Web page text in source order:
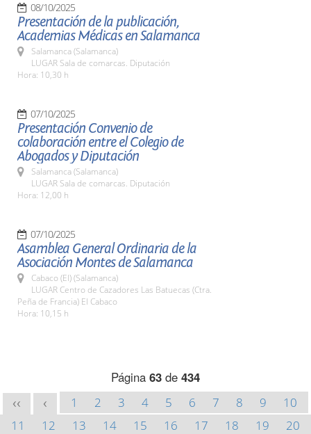
08/10/2025
Presentación de la publicación,
Academias Médicas en Salamanca
Salamanca (Salamanca)
LUGAR Sala de comarcas. Diputación
Hora: 10,30 h
07/10/2025
Presentación Convenio de
colaboración entre el Colegio de
Abogados y Diputación
Salamanca (Salamanca)
LUGAR Sala de comarcas. Diputación
Hora: 12,00 h
07/10/2025
Asamblea General Ordinaria de la
Asociación Montes de Salamanca
Cabaco (El) (Salamanca)
LUGAR Centro de Cazadores Las Batuecas (Ctra.
Peña de Francia) El Cabaco
Hora: 10,15 h
Página 63 de 434
<< < 1 2 3 4 5 6 7 8 9
10
11
12 13 14 15 16 17 18 19
20